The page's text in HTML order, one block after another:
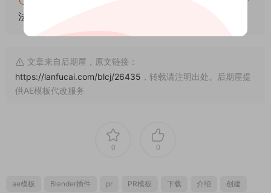
法！
文章来自后期屋，原文链接：
https://lanfucai.com/blcj/26435 ，转载请注明出处。后期屋提
供AE模板代改服务
0 0
ae模板 Blender插件 pr PR模板 下载 介绍
创建